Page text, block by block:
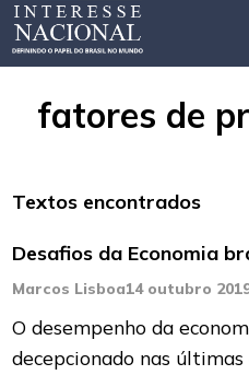
fatores de
Textos encontrados
Desafios da Economia
Marcos Lisboa14 outubro
O desempenho da
decepcionado nas